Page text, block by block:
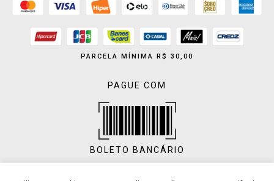
PARCELA MÍNIMA R$ 30,00
PAGUE COM
BOLETO BANCÁRIO